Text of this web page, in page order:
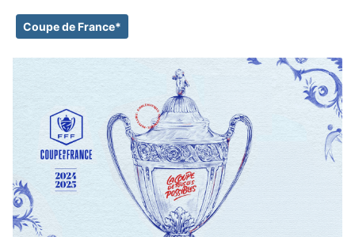
Coupe de France*